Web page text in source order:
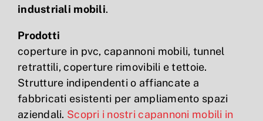
industriali mobili.
Prodotti
coperture in pvc, capannoni mobili, tunnel
retrattili, coperture rimovibili e tettoie.
Strutture indipendenti o affiancate a
fabbricati esistenti per ampliamento spazi
aziendali. Scopri i nostri capannoni mobili in